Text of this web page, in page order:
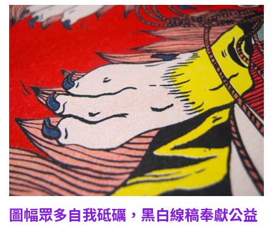
圖幅眾多自我砥礪，黑白線稿奉獻公益